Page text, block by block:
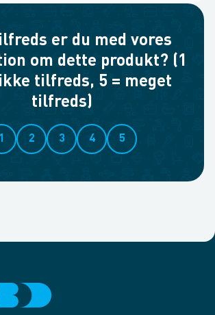
er du med vores
om dette produkt? (1
tilfreds, 5 = meget
tilfreds)
1 2 3 4 5